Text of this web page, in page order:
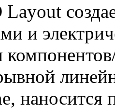
и
наносится